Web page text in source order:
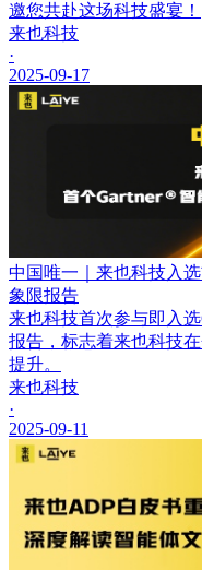
邀您共赴这场科技盛宴！
来也科技
·
2025-09-17
中国唯一｜来也科技入
象限报告
来也科技首次参与即入
报告，标志着来也科技
提升。
来也科技
·
2025-09-11